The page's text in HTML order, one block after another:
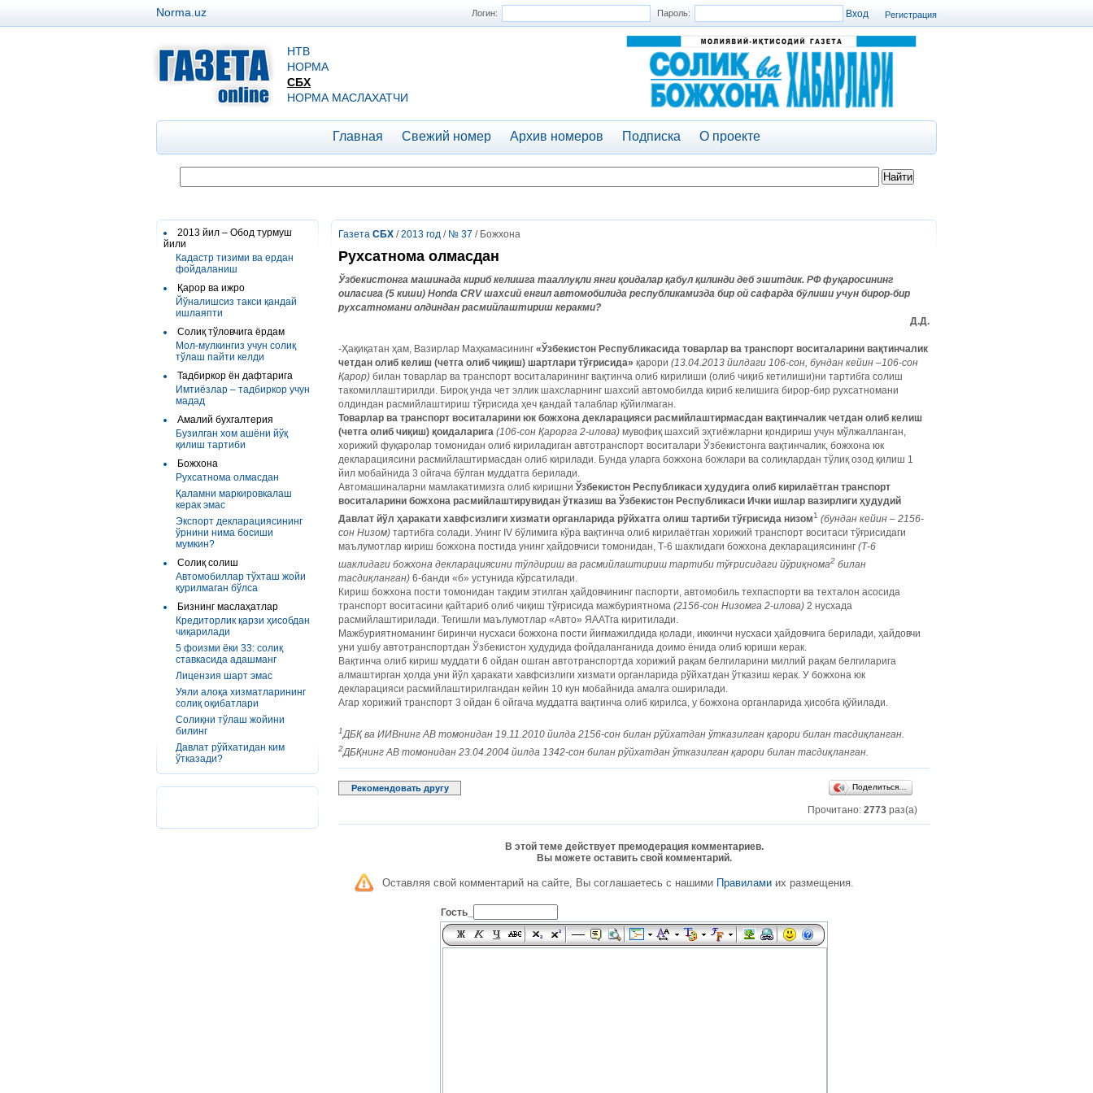
Регистрация
Логин: Пароль:
Norma.uz
НТВ
НОРМА
СБХ
НОРМА МАСЛАХАТЧИ
Главная Свежий номер Архив номеров Подписка О проекте
2013 йил – Обод турмуш
йили
Кадастр тизими ва ердан
фойдаланиш
Қарор ва ижро
Йўналишсиз такси қандай
ишлаяпти
Солиқ тўловчига ёрдам
Мол-мулкингиз учун солиқ
тўлаш пайти келди
Тадбиркор ён дафтарига
Имтиёзлар – тадбиркор учун
мадад
Амалий бухгалтерия
Бузилган хом ашёни йўқ
қилиш тартиби
Божхона
Рухсатнома олмасдан
Қаламни маркировкалаш
керак эмас
Экспорт декларациясининг
ўрнини нима босиши
мумкин?
Солиқ солиш
Автомобиллар тўхташ жойи
қурилмаган бўлса
Бизнинг маслаҳатлар
Кредиторлик қарзи ҳисобдан
чиқарилади
5 фоизми ёки 33: солиқ
ставкасида адашманг
Лицензия шарт эмас
Уяли алоқа хизматларининг
солиқ оқибатлари
Солиқни тўлаш жойини
билинг
Давлат рўйхатидан ким
ўтказади?
Газета СБХ /2013 год / № 37 / Божхона
Рухсатнома олмасдан
Ўзбекистонга машинада кириб келишга тааллуқли янги қоидалар қабул қилинди деб эшитдик. РФ фуқаросининг
оиласига (5 киши) Honda CRV шахсий енгил автомобилида республикамизда бир ой сафарда бўлиши учун бирор-бир
рухсатномани олдиндан расмийлаштириш керакми?
Д.Д.
-Ҳақиқатан ҳам, Вазирлар Маҳкамасининг «Ўзбекистон Республикасида товарлар ва транспорт воситаларини вақтинчалик
четдан олиб келиш (четга олиб чиқиш) шартлари тўғрисида» қарори (13.04.2013 йилдаги 106-сон, бундан кейин –106-сон
Қарор) билан товарлар ва транспорт воситаларининг вақтинча олиб кирилиши (олиб чиқиб кетилиши)ни тартибга солиш
такомиллаштирилди. Бироқ унда чет эллик шахсларнинг шахсий автомобилда кириб келишига бирор-бир рухсатномани
олдиндан расмийлаштириш тўғрисида ҳеч қандай талаблар қўйилмаган.
Товарлар ва транспорт воситаларини юк божхона декларацияси расмийлаштирмасдан вақтинчалик четдан олиб келиш
(четга олиб чиқиш) қоидаларига (106-сон Қарорга 2-илова) мувофиқ шахсий эҳтиёжларни қондириш учун мўлжалланган,
хорижий фуқаролар томонидан олиб кириладиган автотранспорт воситалари Ўзбекистонга вақтинчалик, божхона юк
декларациясини расмийлаштирмасдан олиб кирилади. Бунда уларга божхона божлари ва солиқлардан тўлиқ озод қилиш 1
йил мобайнида 3 ойгача бўлган муддатга берилади.
Автомашиналарни мамлакатимизга олиб киришни Ўзбекистон Республикаси ҳудудига олиб кирилаётган транспорт
воситаларини божхона расмийлаштирувидан ўтказиш ва Ўзбекистон Республикаси Ички ишлар вазирлиги ҳудудий
Давлат йўл ҳаракати хавфсизлиги хизмати органларида рўйхатга олиш тартиби тўғрисида низом1 (бундан кейин – 2156-
сон Низом) тартибга солади. Унинг IV бўлимига кўра вақтинча олиб кирилаётган хорижий транспорт воситаси тўғрисидаги
маълумотлар кириш божхона постида унинг ҳайдовчиси томонидан, Т-6 шаклидаги божхона декларациясининг (Т-6
шаклидаги божхона декларациясини тўлдириш ва расмийлаштириш тартиби тўғрисидаги йўриқнома2 билан
тасдиқланган) 6-банди «б» устунида кўрсатилади.
Кириш божхона пости томонидан тақдим этилган ҳайдовчининг паспорти, автомобиль техпаспорти ва техталон асосида
транспорт воситасини қайтариб олиб чиқиш тўғрисида мажбуриятнома (2156-сон Низомга 2-илова) 2 нусхада
расмийлаштирилади. Тегишли маълумотлар «Авто» ЯААТга киритилади.
Мажбуриятноманинг биринчи нусхаси божхона пости йиғмажилдида қолади, иккинчи нусхаси ҳайдовчига берилади, ҳайдовчи
уни ушбу автотранс­портдан Ўзбекистон ҳудудида фойдаланганида доимо ёнида олиб юриши керак.
Вақтинча олиб кириш муддати 6 ойдан ошган автотранс­портда хорижий рақам белгиларини миллий рақам белгиларига
алмаштирган ҳолда уни йўл ҳаракати хавфсизлиги хизмати органларида рўйхатдан ўтказиш керак. У божхона юк
декларацияси расмийлаштирилгандан кейин 10 кун мобайнида амалга оширилади.
Агар хорижий транспорт 3 ойдан 6 ойгача муддатга вақтинча олиб кирилса, у божхона органларида ҳисобга қўйилади.
1ДБҚ ва ИИВнинг АВ томонидан 19.11.2010 йилда 2156-сон билан рўйхатдан ўтказилган қарори билан тасдиқланган.
2ДБҚнинг АВ томонидан 23.04.2004 йилда 1342-сон билан рўйхатдан ўтказилган қарори билан тасдиқланган.
Рекомендовать другу Поделиться…
Прочитано: 2773 раз(а)
В этой теме действует премодерация комментариев.
Вы можете оставить свой комментарий.
Оставляя свой комментарий на сайте, Вы соглашаетесь с нашими Правилами их размещения.
Гость_